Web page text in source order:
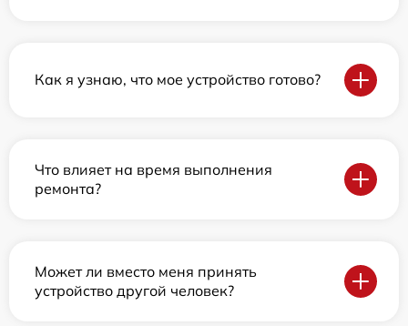
Как я узнаю, что мое устройство готово?
Что влияет на время выполнения
ремонта?
Может ли вместо меня принять
устройство другой человек?